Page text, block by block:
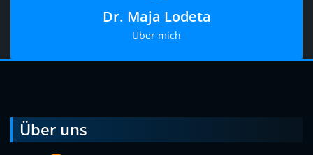
Dr. Maja Lodeta
Über mich
Über uns